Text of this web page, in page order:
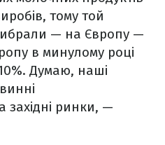
тому той
— на Європу —
в минулому році
Думаю, наші
західні ринки, —